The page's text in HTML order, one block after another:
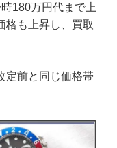
180万円代まで上
格も上昇し、買取
定前と同じ価格帯